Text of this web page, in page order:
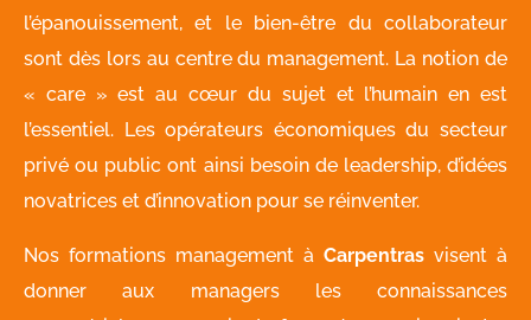
l’épanouissement, et le bien-être du collaborateur
sont dès lors au centre du management. La notion de
« care » est au cœur du sujet et l’humain en est
l’essentiel. Les opérateurs économiques du secteur
privé ou public ont ainsi besoin de leadership, d’idées
novatrices et d’innovation pour se réinventer.
Nos formations management à Carpentras visent à
donner aux managers les connaissances